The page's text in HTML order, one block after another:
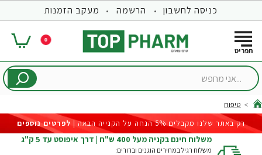
כניסה לחשבון הרשמה מעקב הזמנות
0
...אני
home
טיפוח
רק באתר שלנו מקבלים 5% הנחה על הקנייה הבאה |
לפרטים נוספים
משלוח חינם בקניה מעל 400 ש"ח | דרך איפוסט עד 5 ק"ג
משלוח רגיל במחירים הוגנים וברורים: